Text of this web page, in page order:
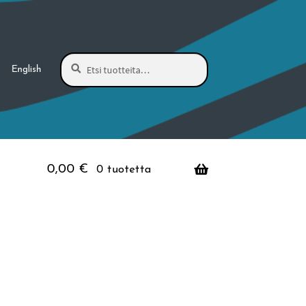
English
Etsi:
Haku
0,00 € 0 tuotetta